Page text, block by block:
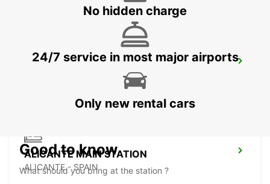
MALLORCA AIRPORT
ALICANTE MAIN STATION
ALICANTE - SPAIN
No hidden charge
24/7 service in most major airports
Only new rental cars
Good to know
What should you bring at the station ?